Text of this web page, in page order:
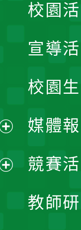
校園
宣導
校園
媒體
競賽
教師
開